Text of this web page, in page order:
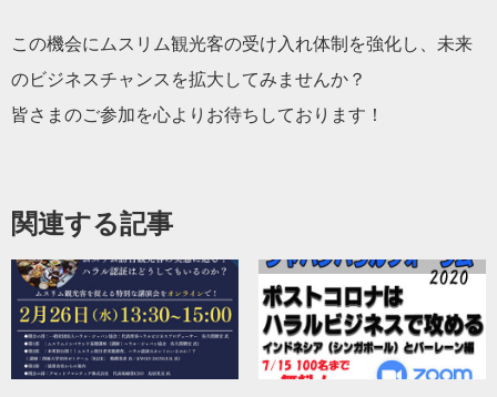
この機会にムスリム観光客の受け入れ体制を強化し、未来
のビジネスチャンスを拡大してみませんか？
皆さまのご参加を心よりお待ちしております！
関連する記事